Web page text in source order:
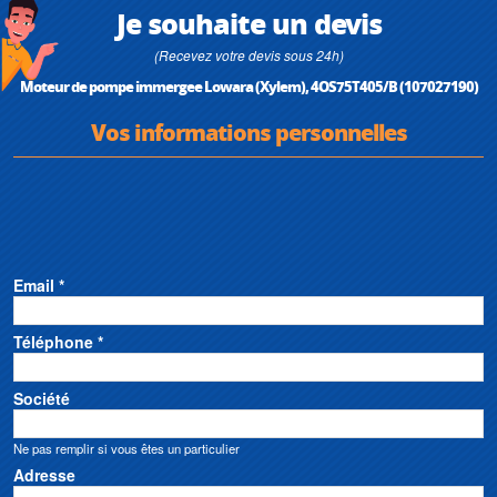
Je souhaite un devis
(Recevez votre devis sous 24h)
Moteur de pompe immergee Lowara (Xylem), 4OS75T405/B (107027190)
Vos informations personnelles
Email *
Téléphone *
Société
Ne pas remplir si vous êtes un particulier
Adresse